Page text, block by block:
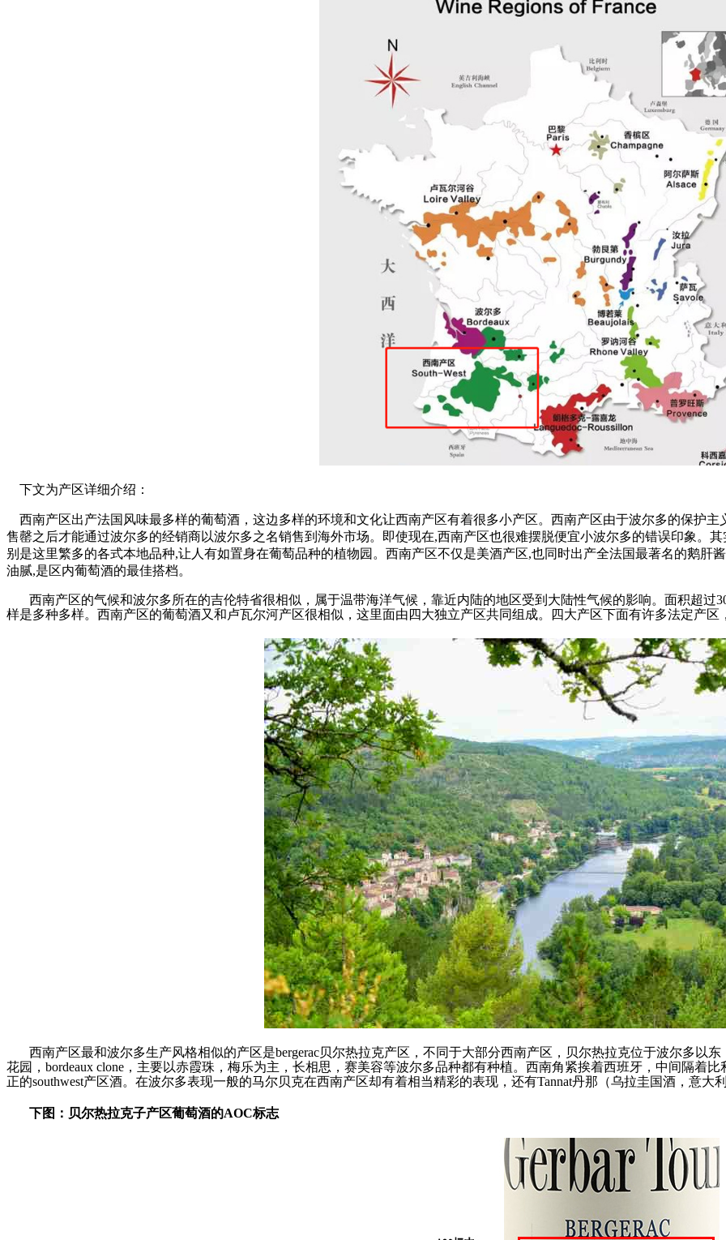
下文为产区详细介绍：
西南产区出产法国风味最多样的葡萄酒，这边多样的环境和文化让西南产区有着很多小产区。西南产区由于波尔多的保护
售罄之后才能通过波尔多的经销商以波尔多之名销售到海外市场。即使现在,西南产区也很难摆脱便宜小波尔多的错误印象。
别是这里繁多的各式本地品种,让人有如置身在葡萄品种的植物园。西南产区不仅是美酒产区,也同时出产全法国最著名的鹅肝
油腻,是区内葡萄酒的最佳搭档。
西南产区的气候和波尔多所在的吉伦特省很相似，属于温带海洋气候，靠近内陆的地区受到大陆性气候的影响。面积超过
样是多种多样。西南产区的葡萄酒又和卢瓦尔河产区很相似，这里面由四大独立产区共同组成。四大产区下面有许多法定产区
西南产区最和波尔多生产风格相似的产区是bergerac贝尔热拉克产区，不同于大部分西南产区，贝尔热拉克位于波尔多以
花园，bordeaux clone，主要以赤霞珠，梅乐为主，长相思，赛美容等波尔多品种都有种植。 西南角紧挨着西班牙，中间隔着
正的southwest产区酒。在波尔多表现一般的马尔贝克在西南产区却有着相当精彩的表现，还有Tannat丹那（乌拉圭国酒，意大
下图：贝尔热拉克子产区葡萄酒的AOC标志